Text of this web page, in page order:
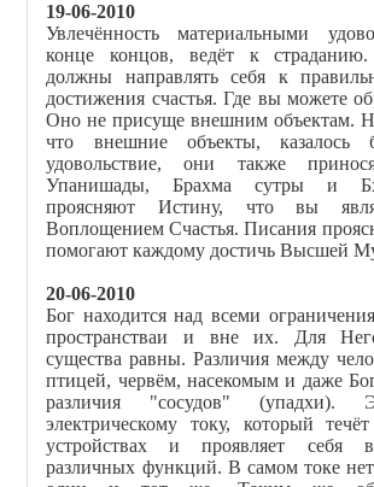
19-06-2010
Увлечённость материальными
конце концов, ведёт к
должны направлять себя к
достижения счастья. Где вы можете
Оно не присуще внешним объектам.
что внешние объекты, казалось
удовольствие, они также
Упанишады, Брахма сутры и
проясняют Истину, что вы
Воплощением Счастья. Писания
помогают каждому достичь Высшей
20-06-2010
Бог находится над всеми
пространстваи и вне их. Для
существа равны. Различия между
птицей, червём, насекомым и даже
различия "сосудов" (упадхи).
электрическому току, который
устройствах и проявляет себя
различных функций. В самом токе